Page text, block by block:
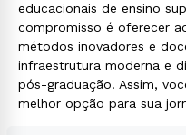
educacionais de ensino
compromisso é oferecer
métodos inovadores e
infraestrutura moderna e
pós-graduação. Assim,
melhor opção para sua